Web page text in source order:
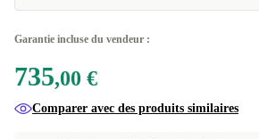
Garantie incluse du vendeur :
735,00 €
Comparer avec des produits similaires